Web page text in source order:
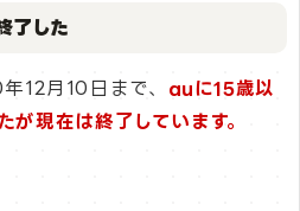
了した
12月10日まで、 auに15歳以
が現在は終了しています。